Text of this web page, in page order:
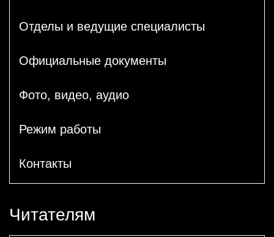
Отделы и ведущие специалисты
Официальные документы
Фото, видео, аудио
Режим работы
Контакты
Читателям